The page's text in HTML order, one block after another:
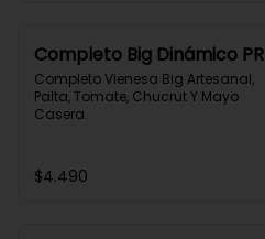
Completo Big Dinámico PR
Completo Vienesa Big Artesanal,
Palta, Tomate, Chucrut Y Mayo
Casera.
$4.490